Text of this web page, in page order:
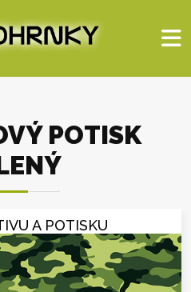
POTISK
A POTISKU